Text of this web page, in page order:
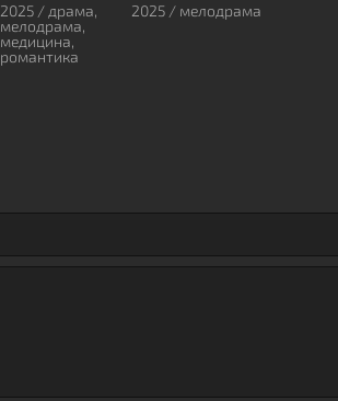
2025 / драма,
мелодрама,
медицина,
романтика
2025 / мелодрама